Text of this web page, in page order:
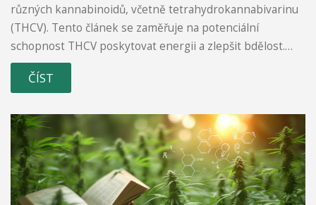
různých kannabinoidů, včetně tetrahydrokannabivarinu
(THCV). Tento článek se zaměřuje na potenciální
schopnost THCV poskytovat energii a zlepšit bdělost.
Prozkoumám, jak THCV ovlivňuje tělo, srovnám ho s
jinými kannabinoidy a nabídnu také praktické tipy, jak ho
ČÍST